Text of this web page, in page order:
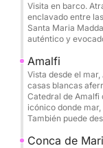
durante las
La
necesarias
cubierta,
Bluetooth,
nevera. Tiene
que la hace
Visita en barco.
enclavado entre
Santa Maria
auténtico y
Amalfi
Vista desde el
casas blancas
Catedral de Amalfi
icónico donde
También puede
Conca de